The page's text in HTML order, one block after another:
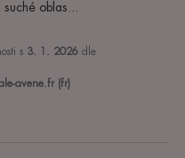
suché oblas
s 3. 1. 2026 dle
avene.fr (fr)